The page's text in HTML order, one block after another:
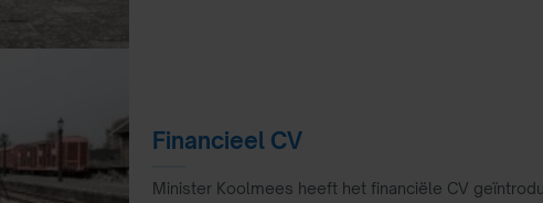
Financieel CV
Minister Koolmees heeft het financiële CV